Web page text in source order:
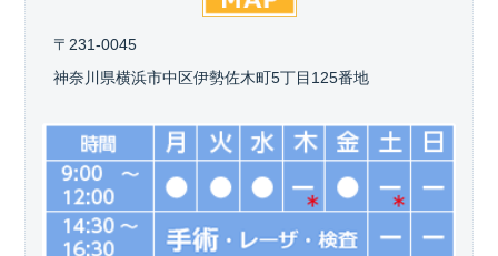
〒231-0045
神奈川県横浜市中区伊勢佐木町5丁目125番地